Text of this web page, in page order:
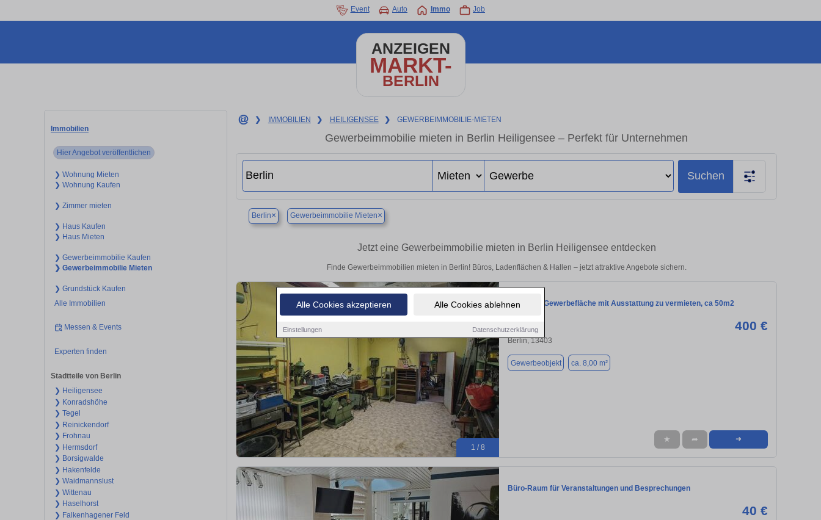
Alle Cookies akzeptieren Alle Cookies ablehnen
Einstellungen Datenschutzerklärung
Event Auto Immo Job
ANZEIGEN
MARKT-
BERLIN
Immobilien
Hier Angebot veröffentlichen
❯ Wohnung Mieten
❯ Wohnung Kaufen
❯ Zimmer mieten
❯ Haus Kaufen
❯ Haus Mieten
❯ Gewerbeimmobilie Kaufen
❯ Gewerbeimmobilie Mieten
❯ Grundstück Kaufen
Alle Immobilien
Messen & Events
Experten finden
Stadtteile von Berlin
❯ Heiligensee
❯ Konradshöhe
❯ Tegel
❯ Reinickendorf
❯ Frohnau
❯ Hermsdorf
❯ Borsigwalde
❯ Hakenfelde
❯ Waidmannslust
❯ Wittenau
❯ Haselhorst
❯ Falkenhagener Feld
❯ IMMOBILIEN ❯ HEILIGENSEE ❯ GEWERBEIMMOBILIE-MIETEN
Gewerbeimmobilie mieten in Berlin Heiligensee – Perfekt für Unternehmen
Suchen
Berlin× Gewerbeimmobilie Mieten×
Jetzt eine Gewerbeimmobilie mieten in Berlin Heiligensee entdecken
Finde Gewerbeimmobilien mieten in Berlin! Büros, Ladenflächen & Hallen – jetzt attraktive Angebote sichern.
1 / 8
Werkstatt Gewerbefläche mit Ausstattung zu vermieten, ca 50m2
400 €
Berlin, 13403
Gewerbeobjekt ca. 8,00 m²
★ ➦ ➜
Büro-Raum für Veranstaltungen und Besprechungen
40 €